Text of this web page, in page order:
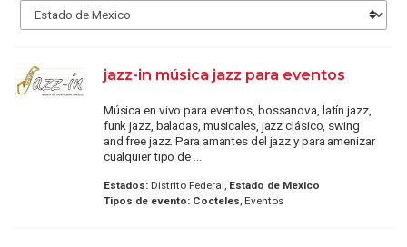
jazz-in música jazz para eventos
Música en vivo para eventos, bossanova, latín jazz,
funk jazz, baladas, musicales, jazz clásico, swing
and free jazz. Para amantes del jazz y para amenizar
cualquier tipo de ...
Estados:Distrito Federal, Estado de Mexico
Tipos de evento: Cocteles, Eventos